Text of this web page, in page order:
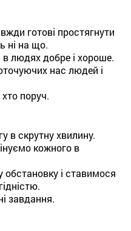
готові простягнути
ні на що.
людях добре і хороше.
нас людей і
поруч.
в скрутну хвилину.
кожного в
і ставимося
завдання.